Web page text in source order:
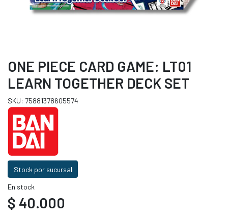
ONE PIECE CARD GAME: LT01
LEARN TOGETHER DECK SET
SKU: 75881378605574
Stock por sucursal
En stock
$ 40.000